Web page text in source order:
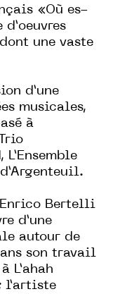
«Où es-
une vaste
d’une
musicales,
à
L’Ensemble
Enrico Bertelli
d’une
autour de
son travail
L’ahah
l’artiste